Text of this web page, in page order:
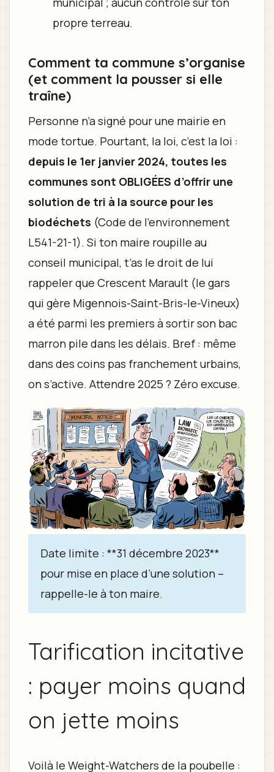
propre terreau.
Comment ta commune s’organise
(et comment la pousser si elle
traîne)
Personne n’a signé pour une mairie en
mode tortue. Pourtant, la loi, c’est la loi :
depuis le 1er janvier 2024, toutes les
communes sont OBLIGÉES d’offrir une
solution de tri à la source pour les
biodéchets (Code de l’environnement
L541-21-1). Si ton maire roupille au
conseil municipal, t’as le droit de lui
rappeler que Crescent Marault (le gars
qui gère Migennois-Saint-Bris-le-Vineux)
a été parmi les premiers à sortir son bac
marron pile dans les délais. Bref : même
dans des coins pas franchement urbains,
on s’active. Attendre 2025 ? Zéro excuse.
Date limite : **31 décembre 2023**
pour mise en place d’une solution –
rappelle-le à ton maire.
Tarification incitative
: payer moins quand
on jette moins
Voilà le Weight-Watchers de la poubelle :